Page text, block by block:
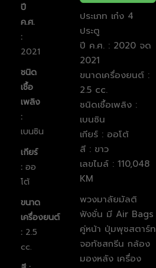
ปี
ค.ศ.
:
2021
ชนิด
เชื้อ
เพลิง
:
เบนซิน
เกียร์
: ออ
โต้
ขนาด
เครื่องยนต์
: 2.5
cc.
ประเภท เก๋ง 4
ประตู
ปี ค.ศ. : 2020 จด
2021
ขนาดเครื่องยนต์ :
2.5 cc.
ชนิดเชื้อเพลิง :
เบนซิน
เกียร์ : ออโต้
สี : ขาว
เลขไมล์ : 110,048
KM
พวงมาลัยมัลติ
ฟังชั่น มี Air Bags
คู่หน้า ปุ่มพุชสตาร์ท
จอทัชสกรีน กล้อง
มองหลัง เครื่อง